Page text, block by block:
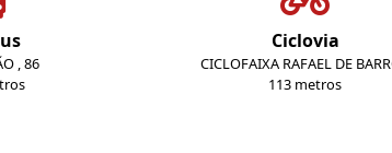
, 86
Ciclovia
CICLOFAIXA RAFAEL DE
113 metros